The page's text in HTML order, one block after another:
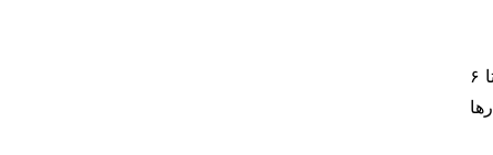
). در لحظه ای از زندگی، پس از ۱ تا ۶